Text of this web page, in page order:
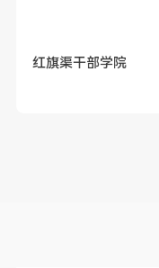
红旗渠干部学院